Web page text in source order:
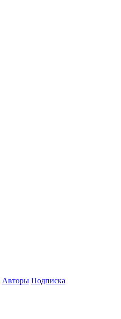
Авторы Подписка